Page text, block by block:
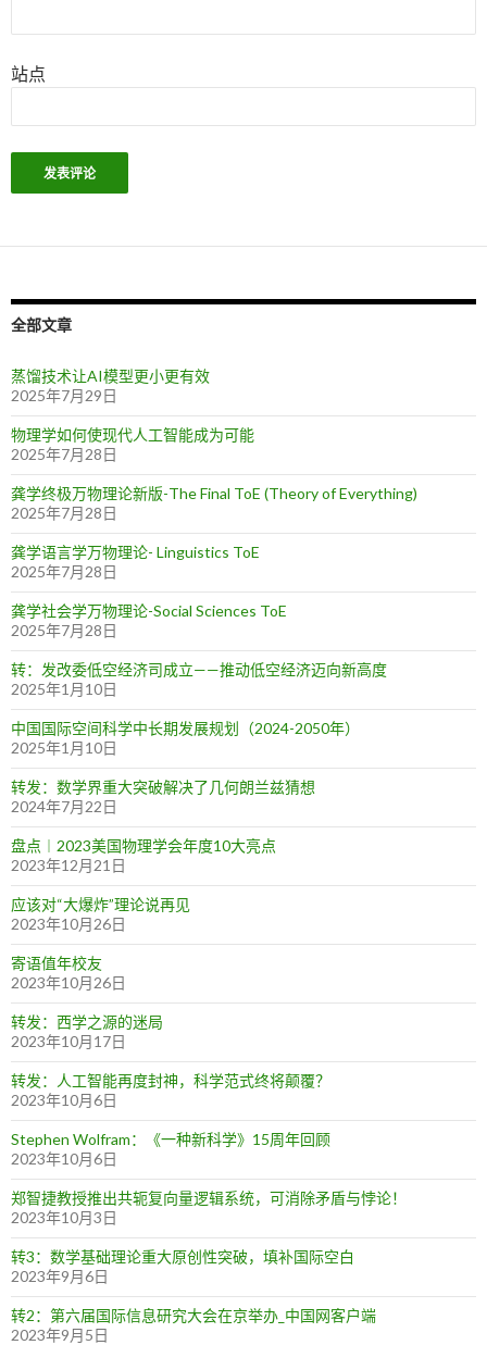
站点
全部文章
蒸馏技术让AI模型更小更有效
2025年7月29日
物理学如何使现代人工智能成为可能
2025年7月28日
龚学终极万物理论新版-The Final ToE (Theory of Everything)
2025年7月28日
龚学语言学万物理论- Linguistics ToE
2025年7月28日
龚学社会学万物理论-Social Sciences ToE
2025年7月28日
转：发改委低空经济司成立——推动低空经济迈向新高度
2025年1月10日
中国国际空间科学中长期发展规划（2024-2050年）
2025年1月10日
转发：数学界重大突破解决了几何朗兰兹猜想
2024年7月22日
盘点︱2023美国物理学会年度10大亮点
2023年12月21日
应该对“大爆炸”理论说再见
2023年10月26日
寄语值年校友
2023年10月26日
转发：西学之源的迷局
2023年10月17日
转发：人工智能再度封神，科学范式终将颠覆？
2023年10月6日
Stephen Wolfram：《一种新科学》15周年回顾
2023年10月6日
郑智捷教授推出共轭复向量逻辑系统，可消除矛盾与悖论！
2023年10月3日
转3：数学基础理论重大原创性突破，填补国际空白
2023年9月6日
转2：第六届国际信息研究大会在京举办_中国网客户端
2023年9月5日